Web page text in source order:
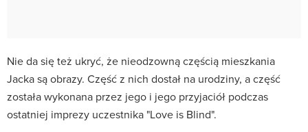
Nie da się też ukryć, że nieodzowną częścią mieszkania
Jacka są obrazy. Część z nich dostał na urodziny, a część
została wykonana przez jego i jego przyjaciół podczas
ostatniej imprezy uczestnika "Love is Blind".